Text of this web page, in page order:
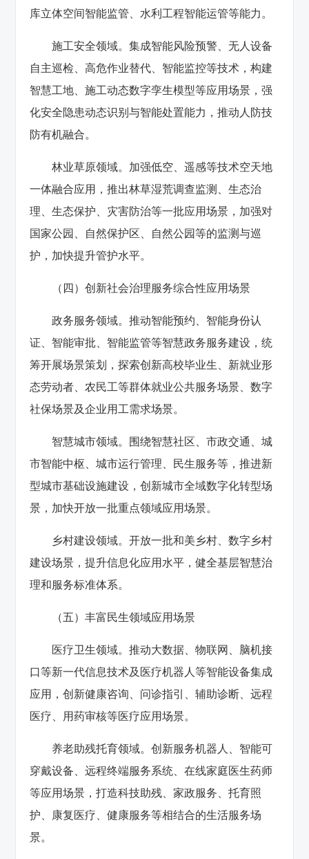
库立体空间智能监管、水利工程智能运管等能力。
施工安全领域。集成智能风险预警、无人设备
自主巡检、高危作业替代、智能监控等技术，构建
智慧工地、施工动态数字孪生模型等应用场景，强
化安全隐患动态识别与智能处置能力，推动人防技
防有机融合。
林业草原领域。加强低空、遥感等技术空天地
一体融合应用，推出林草湿荒调查监测、生态治
理、生态保护、灾害防治等一批应用场景，加强对
国家公园、自然保护区、自然公园等的监测与巡
护，加快提升管护水平。
（四）创新社会治理服务综合性应用场景
政务服务领域。推动智能预约、智能身份认
证、智能审批、智能监管等智慧政务服务建设，统
筹开展场景策划，探索创新高校毕业生、新就业形
态劳动者、农民工等群体就业公共服务场景、数字
社保场景及企业用工需求场景。
智慧城市领域。围绕智慧社区、市政交通、城
市智能中枢、城市运行管理、民生服务等，推进新
型城市基础设施建设，创新城市全域数字化转型场
景，加快开放一批重点领域应用场景。
乡村建设领域。开放一批和美乡村、数字乡村
建设场景，提升信息化应用水平，健全基层智慧治
理和服务标准体系。
（五）丰富民生领域应用场景
医疗卫生领域。推动大数据、物联网、脑机接
口等新一代信息技术及医疗机器人等智能设备集成
应用，创新健康咨询、问诊指引、辅助诊断、远程
医疗、用药审核等医疗应用场景。
养老助残托育领域。创新服务机器人、智能可
穿戴设备、远程终端服务系统、在线家庭医生药师
等应用场景，打造科技助残、家政服务、托育照
护、康复医疗、健康服务等相结合的生活服务场
景。